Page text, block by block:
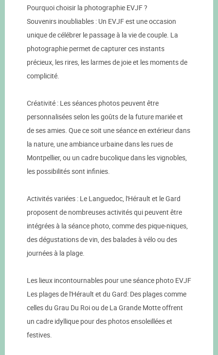
Pourquoi choisir la photographie EVJF ?
Souvenirs inoubliables : Un EVJF est une occasion
unique de célébrer le passage à la vie de couple. La
photographie permet de capturer ces instants
précieux, les rires, les larmes de joie et les moments de
complicité.
Créativité : Les séances photos peuvent être
personnalisées selon les goûts de la future mariée et
de ses amies. Que ce soit une séance en extérieur dans
la nature, une ambiance urbaine dans les rues de
Montpellier, ou un cadre bucolique dans les vignobles,
les possibilités sont infinies.
Activités variées : Le Languedoc, l'Hérault et le Gard
proposent de nombreuses activités qui peuvent être
intégrées à la séance photo, comme des pique-niques,
des dégustations de vin, des balades à vélo ou des
journées à la plage.
Les lieux incontournables pour une séance photo EVJF
Les plages de l'Hérault et du Gard: Des plages comme
celles du Grau Du Roi ou de La Grande Motte offrent
un cadre idyllique pour des photos ensoleillées et
festives.